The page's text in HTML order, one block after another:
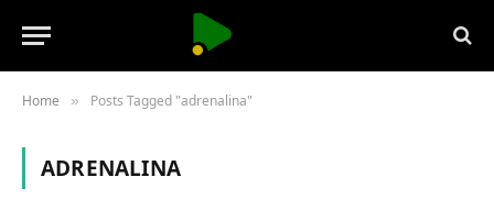
Home » Posts Tagged "adrenalina"
ADRENALINA